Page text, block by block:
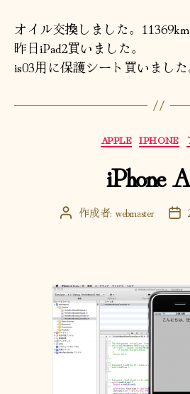
オイル交換しました。11369km
昨日iPad2買いました。
is03用に保護シート買いました
カ
テ
リ
APPLE IPHONE
iPhone
投 作成者: webmaster
投